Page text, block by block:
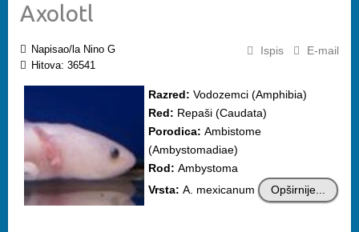
Axolotl
Ispis E-mail
Napisao/la Nino G
Hitova: 36541
Razred: Vodozemci (Amphibia)
Red: Repaši (Caudata)
Porodica: Ambistome
(Ambystomadiae)
Rod: Ambystoma
Vrsta: A. mexicanum Opširnije...